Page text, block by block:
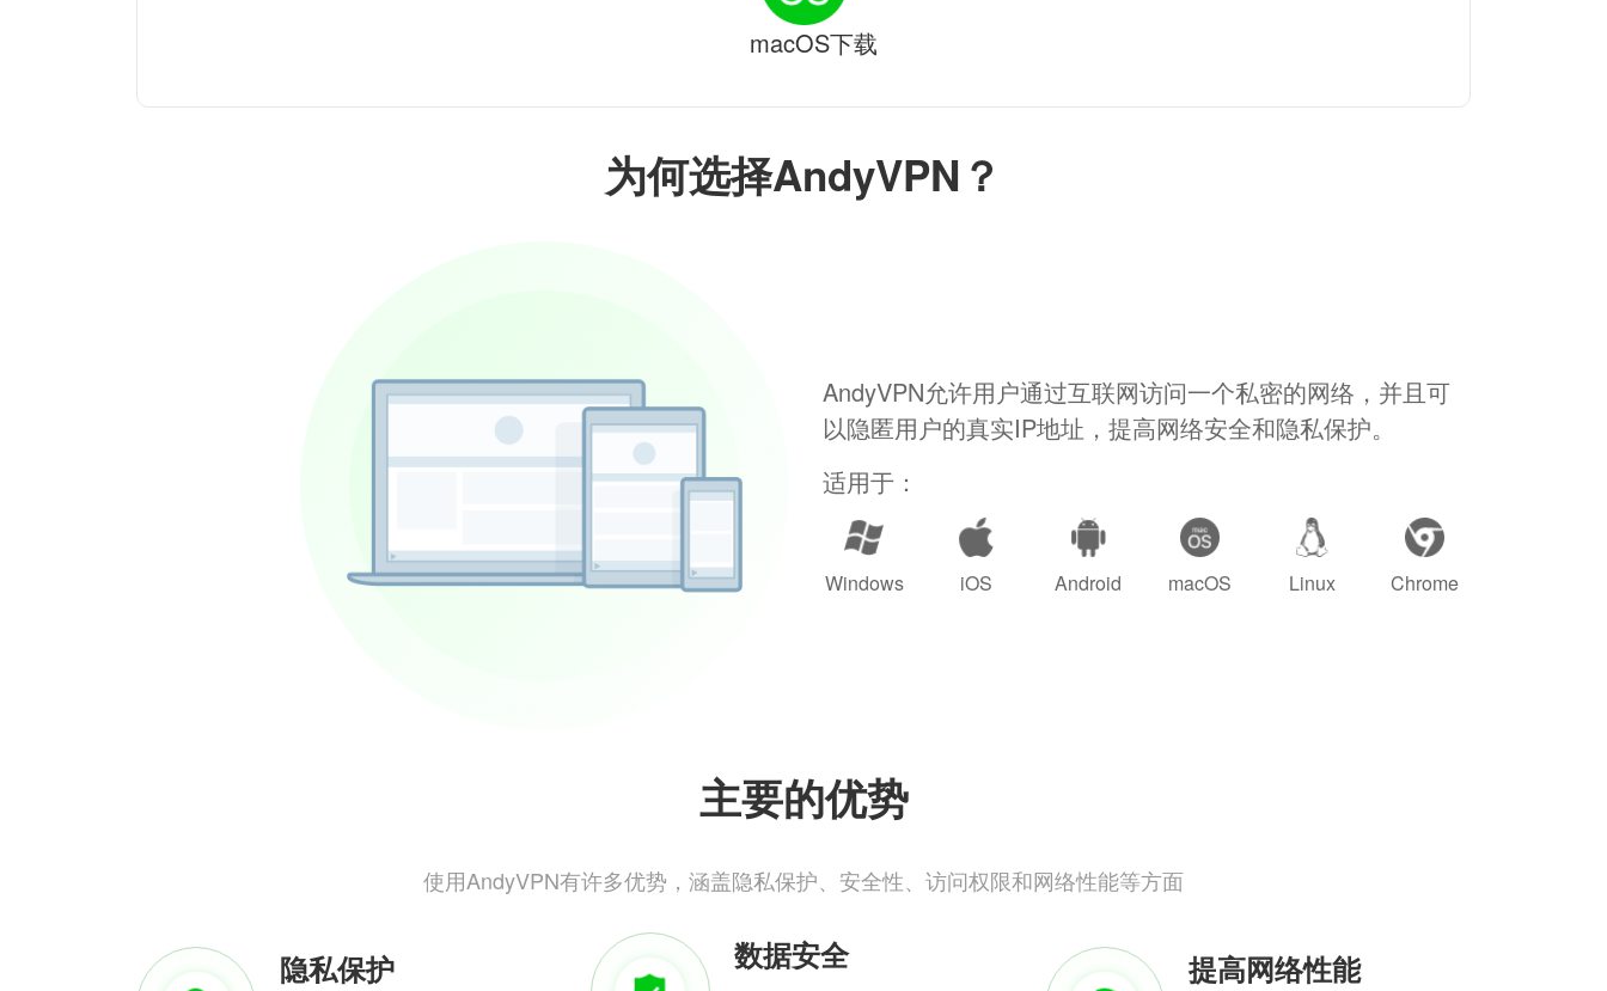
为何选择AndyVPN？
AndyVPN允许用户通过互联网访问一个私密的网络，并且可
以隐匿用户的真实IP地址，提高网络安全和隐私保护。
适用于：
Windows iOS Android macOS Linux Chrome
主要的优势
使用AndyVPN有许多优势，涵盖隐私保护、安全性、访问权限和网络性能等方面
隐私保护 数据安全 提高网络性能
macOS下载